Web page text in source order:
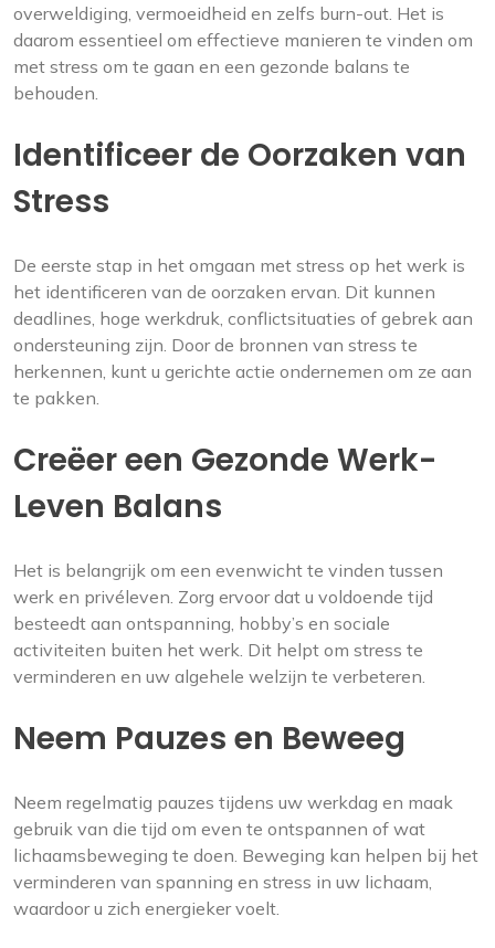
overweldiging, vermoeidheid en zelfs burn-out. Het is
daarom essentieel om effectieve manieren te vinden om
met stress om te gaan en een gezonde balans te
behouden.
Identificeer de Oorzaken van
Stress
De eerste stap in het omgaan met stress op het werk is
het identificeren van de oorzaken ervan. Dit kunnen
deadlines, hoge werkdruk, conflictsituaties of gebrek aan
ondersteuning zijn. Door de bronnen van stress te
herkennen, kunt u gerichte actie ondernemen om ze aan
te pakken.
Creëer een Gezonde Werk-
Leven Balans
Het is belangrijk om een evenwicht te vinden tussen
werk en privéleven. Zorg ervoor dat u voldoende tijd
besteedt aan ontspanning, hobby’s en sociale
activiteiten buiten het werk. Dit helpt om stress te
verminderen en uw algehele welzijn te verbeteren.
Neem Pauzes en Beweeg
Neem regelmatig pauzes tijdens uw werkdag en maak
gebruik van die tijd om even te ontspannen of wat
lichaamsbeweging te doen. Beweging kan helpen bij het
verminderen van spanning en stress in uw lichaam,
waardoor u zich energieker voelt.